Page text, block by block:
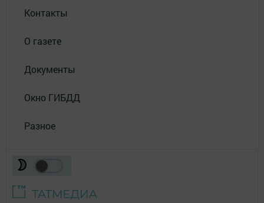
Контакты
О газете
Документы
Окно ГИБДД
Разное